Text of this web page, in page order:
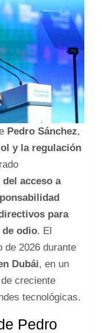
Pedro Sánchez,
y la regulación
acceso a
para
odio. El
de 2026 durante
Dubái, en un
creciente
tecnológicas.
Pedro